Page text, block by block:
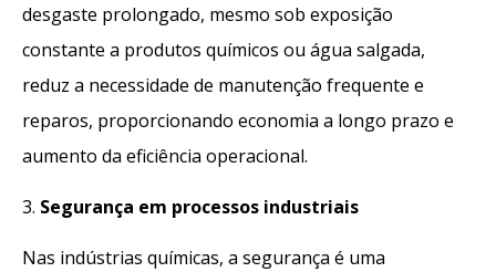
desgaste prolongado, mesmo sob exposição
constante a produtos químicos ou água salgada,
reduz a necessidade de manutenção frequente e
reparos, proporcionando economia a longo prazo e
aumento da eficiência operacional.
3. Segurança em processos industriais
Nas indústrias químicas, a segurança é uma